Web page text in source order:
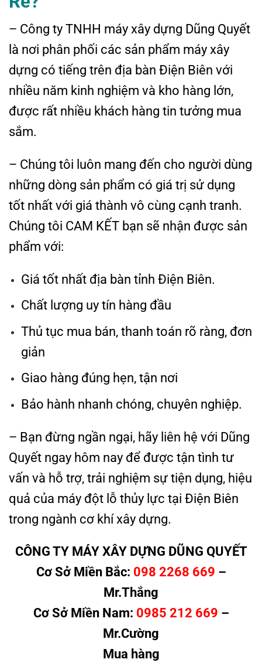
– Công ty TNHH máy xây dựng Dũng Quyết
là nơi phân phối các sản phẩm máy xây
dựng có tiếng trên địa bàn Điện Biên với
nhiều năm kinh nghiệm và kho hàng lớn,
được rất nhiều khách hàng tin tưởng mua
sắm.
– Chúng tôi luôn mang đến cho người dùng
những dòng sản phẩm có giá trị sử dụng
tốt nhất với giá thành vô cùng cạnh tranh.
Chúng tôi CAM KẾT bạn sẽ nhận được sản
phẩm với:
Giá tốt nhất địa bàn tỉnh Điện Biên.
Chất lượng uy tín hàng đầu
Thủ tục mua bán, thanh toán rõ ràng, đơn
giản
Giao hàng đúng hẹn, tận nơi
Bảo hành nhanh chóng, chuyên nghiệp.
– Bạn đừng ngần ngại, hãy liên hệ với Dũng
Quyết ngay hôm nay để được tận tình tư
vấn và hỗ trợ, trải nghiệm sự tiện dụng, hiệu
quả của máy đột lỗ thủy lực tại Điện Biên
trong ngành cơ khí xây dựng.
CÔNG TY MÁY XÂY DỰNG DŨNG QUYẾT
Cơ Sở Miền Bắc: 098 2268 669 –
Mr.Thắng
Cơ Sở Miền Nam: 0985 212 669 –
Mr.Cường
Mua hàng